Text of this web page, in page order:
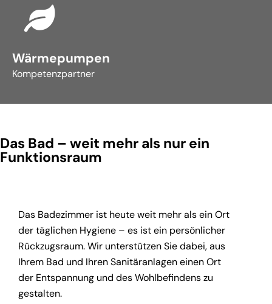
Wärmepumpen
Kompetenzpartner
Das Bad – weit mehr als nur ein
Funktionsraum
Das Badezimmer ist heute weit mehr als ein Ort
der täglichen Hygiene – es ist ein persönlicher
Rückzugsraum. Wir unterstützen Sie dabei, aus
Ihrem Bad und Ihren Sanitäranlagen einen Ort
der Entspannung und des Wohlbefindens zu
gestalten.